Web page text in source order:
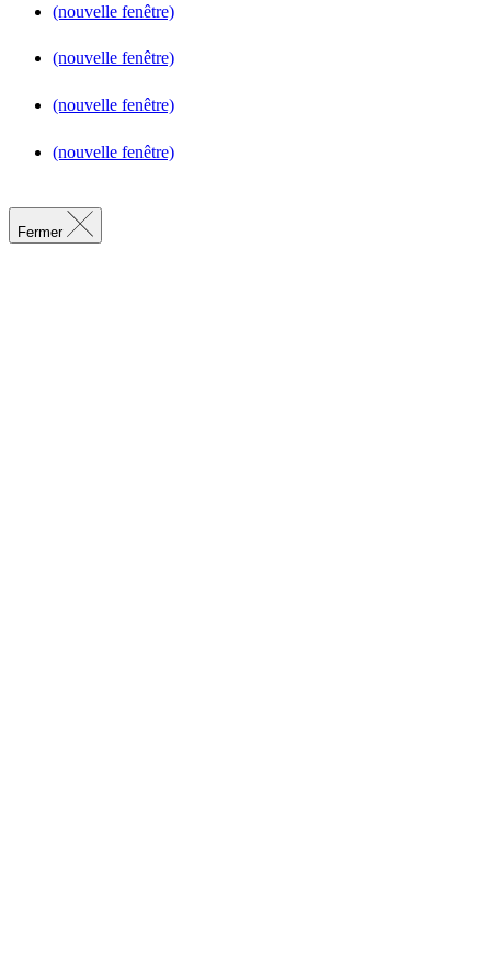
(nouvelle fenêtre)
(nouvelle fenêtre)
(nouvelle fenêtre)
(nouvelle fenêtre)
Fermer